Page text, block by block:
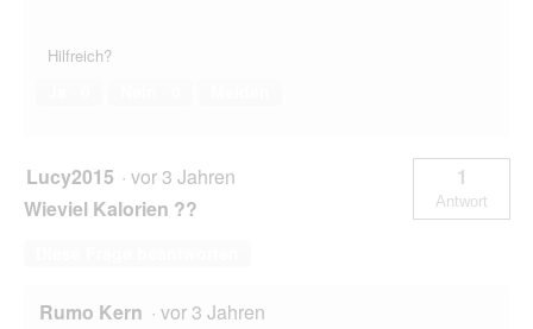
Hilfreich?
Lucy2015 · vor 3 Jahren
Wieviel Kalorien ??
1
Antwort
Rumo Kern · vor 3 Jahren